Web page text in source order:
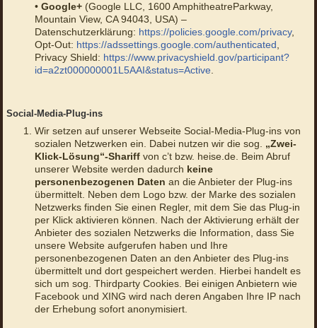
• Google+(Google LLC, 1600 AmphitheatreParkway,
Mountain View, CA 94043, USA) –
Datenschutzerklärung: https://policies.google.com/privacy,
Opt-Out: https://adssettings.google.com/authenticated,
Privacy Shield: https://www.privacyshield.gov/participant?
id=a2zt000000001L5AAI&status=Active.
Social-Media-Plug-ins
Wir setzen auf unserer Webseite Social-Media-Plug-ins von
sozialen Netzwerken ein. Dabei nutzen wir die sog. „Zwei-
Klick-Lösung“-Shariffvon c’t bzw. heise.de. Beim Abruf
unserer Website werden dadurch keine
personenbezogenen Daten an die Anbieter der Plug-ins
übermittelt. Neben dem Logo bzw. der Marke des sozialen
Netzwerks finden Sie einen Regler, mit dem Sie das Plug-in
per Klick aktivieren können. Nach der Aktivierung erhält der
Anbieter des sozialen Netzwerks die Information, dass Sie
unsere Website aufgerufen haben und Ihre
personenbezogenen Daten an den Anbieter des Plug-ins
übermittelt und dort gespeichert werden. Hierbei handelt es
sich um sog. Thirdparty Cookies. Bei einigen Anbietern wie
Facebook und XING wird nach deren Angaben Ihre IP nach
der Erhebung sofort anonymisiert.